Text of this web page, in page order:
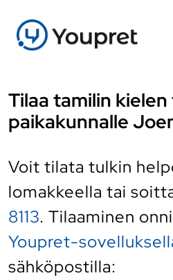
Tilaa tamilin
paikakunnalle
Voit tilata tulkin
lomakkeella tai
8113. Tilaaminen
Youpret-
sähköpostilla: